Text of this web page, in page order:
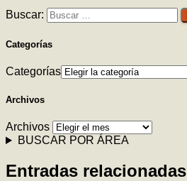
Buscar:
Categorías
Categorías
Archivos
Archivos
BUSCAR POR ÁREA
Entradas relacionadas